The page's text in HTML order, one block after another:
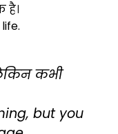
है।
कभी
but you